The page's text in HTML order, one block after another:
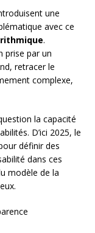
une
avec ce
.
prise par un
retracer le
complexe,
la capacité
D’ici 2025, le
définir des
dans ces
modèle de la